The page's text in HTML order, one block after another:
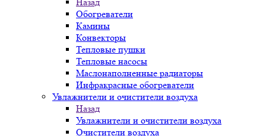
Обогреватели
Камины
Конвекторы
Тепловые пушки
Тепловые насосы
Маслонаполненные радиаторы
Инфракрасные обогреватели
Увлажнители и очистители воздуха
Назад
Увлажнители и очистители воздуха
Очистители воздуха